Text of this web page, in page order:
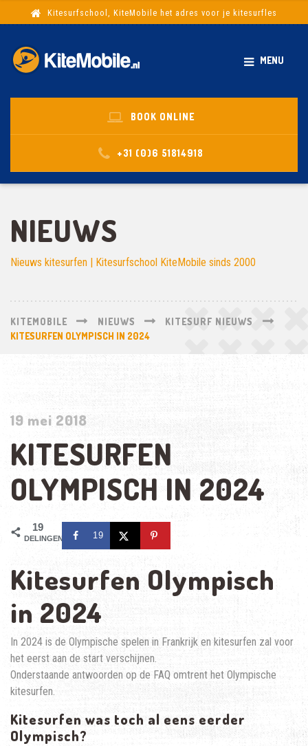
Kitesurfschool, KiteMobile het adres voor je kitesurfles
MENU
BOOK ONLINE
+31 (0)6 51814918
NIEUWS
Nieuws kitesurfen | Kitesurfschool KiteMobile sinds 2000
KITEMOBILE NIEUWS
KITESURF NIEUWS
KITESURFEN OLYMPISCH IN 2024
19 mei 2018
KITESURFEN
OLYMPISCH IN 2024
19
DELINGEN 19
Kitesurfen Olympisch
in 2024
In 2024 is de Olympische spelen in Frankrijk en kitesurfen zal voor
het eerst aan de start verschijnen.
Onderstaande antwoorden op de FAQ omtrent het Olympische
kitesurfen.
Kitesurfen was toch al eens eerder
Olympisch?